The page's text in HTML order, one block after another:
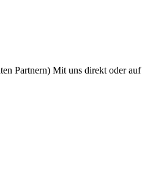
Partnern) Mit uns direkt oder auf